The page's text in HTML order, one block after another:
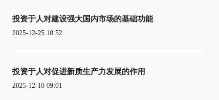
投资于人对建设强大国内市场的基础功能
2025-12-25 10:52
投资于人对促进新质生产力发展的作用
2025-12-10 09:01